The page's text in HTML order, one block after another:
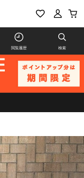
閲覧履歴 検索